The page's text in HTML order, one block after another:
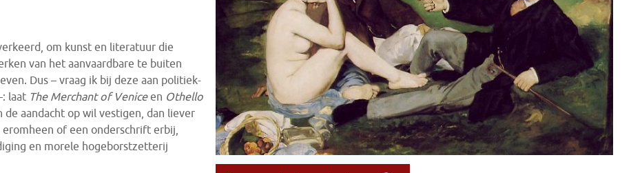
om kunst en literatuur die
van het aanvaardbare te buiten
Dus – vraag ik bij deze aan politiek-
laat The Merchant of Veniceen Othello
de aandacht op wil vestigen, dan liever
of een onderschrift erbij,
en morele hogeborstzetterij